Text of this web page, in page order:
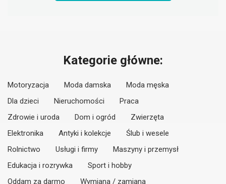
Kategorie główne:
Motoryzacja Moda damska
Moda męska
Dla dzieci
Nieruchomości
Praca
Zdrowie i uroda
Dom i ogród
Zwierzęta
Elektronika
Antyki i kolekcje
Ślub i wesele
Rolnictwo
Usługi i firmy
Maszyny i przemysł
Edukacja i rozrywka
Sport i hobby
Oddam za darmo
Wymiana / zamiana